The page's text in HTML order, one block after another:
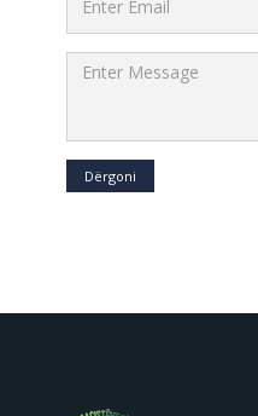
Dërgoni